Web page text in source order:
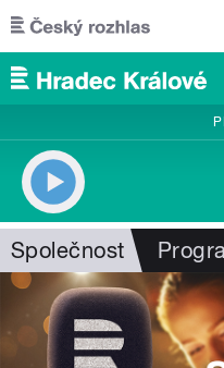
Přejít k hlavnímu obsahu
Společnost